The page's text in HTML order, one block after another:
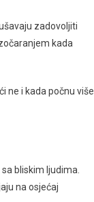
zadovoljiti
kada
ne i kada počnu više
bliskim ljudima.
na osjećaj